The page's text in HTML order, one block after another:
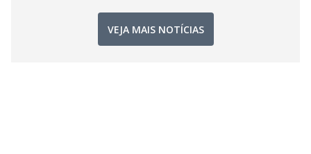
VEJA MAIS NOTÍCIAS